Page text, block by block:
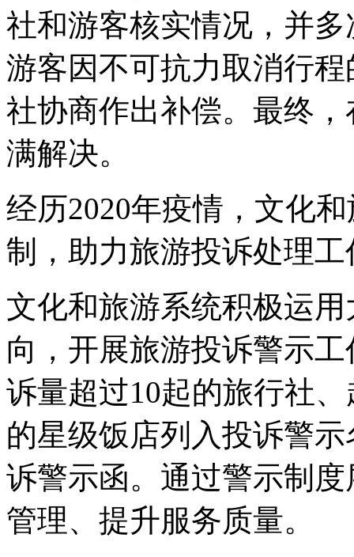
社和游客核实情况，并
游客因不可抗力取消行
社协商作出补偿。最终
满解决。
经历2020年疫情，文化
制，助力旅游投诉处理
文化和旅游系统积极运
向，开展旅游投诉警示
诉量超过10起的旅行社
的星级饭店列入投诉警
诉警示函。通过警示制
管理、提升服务质量。